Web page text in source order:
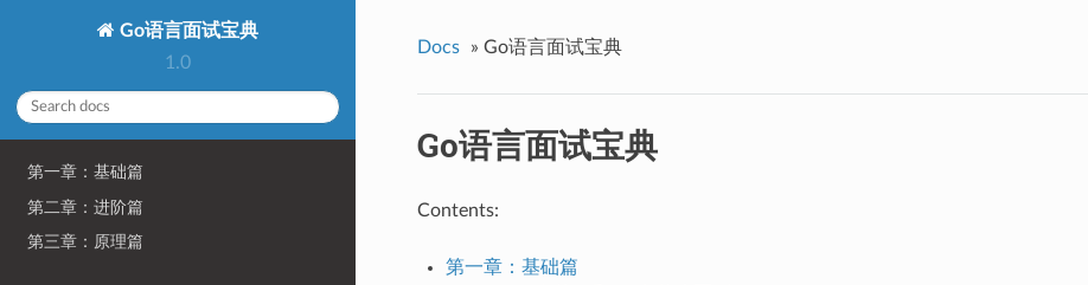
Go语言面试宝典
1.0
第一章：基础篇
第二章：进阶篇
第三章：原理篇
Docs » Go语言面试宝典
Go语言面试宝典
Contents:
第一章：基础篇